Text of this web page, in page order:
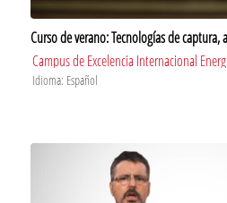
Curso de verano: Tecnologías de captura,
Campus de Excelencia Internacional
Idioma: Español